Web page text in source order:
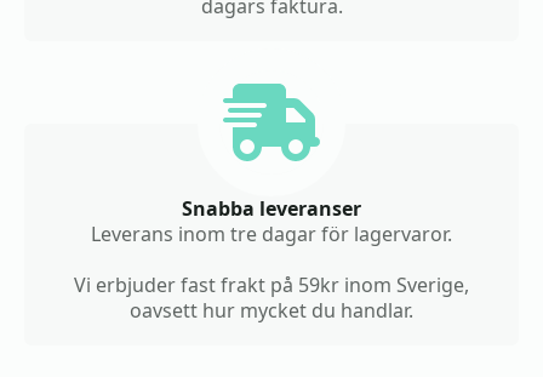
dagars faktura.
Snabba leveranser
Leverans inom tre dagar för lagervaror.
Vi erbjuder fast frakt på 59kr inom Sverige,
oavsett hur mycket du handlar.